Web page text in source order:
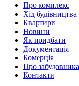
Про комплекс
Хід будівництва
Квартири
Новини
Як придбати
Документація
Комерція
Про забудовника
Контакти